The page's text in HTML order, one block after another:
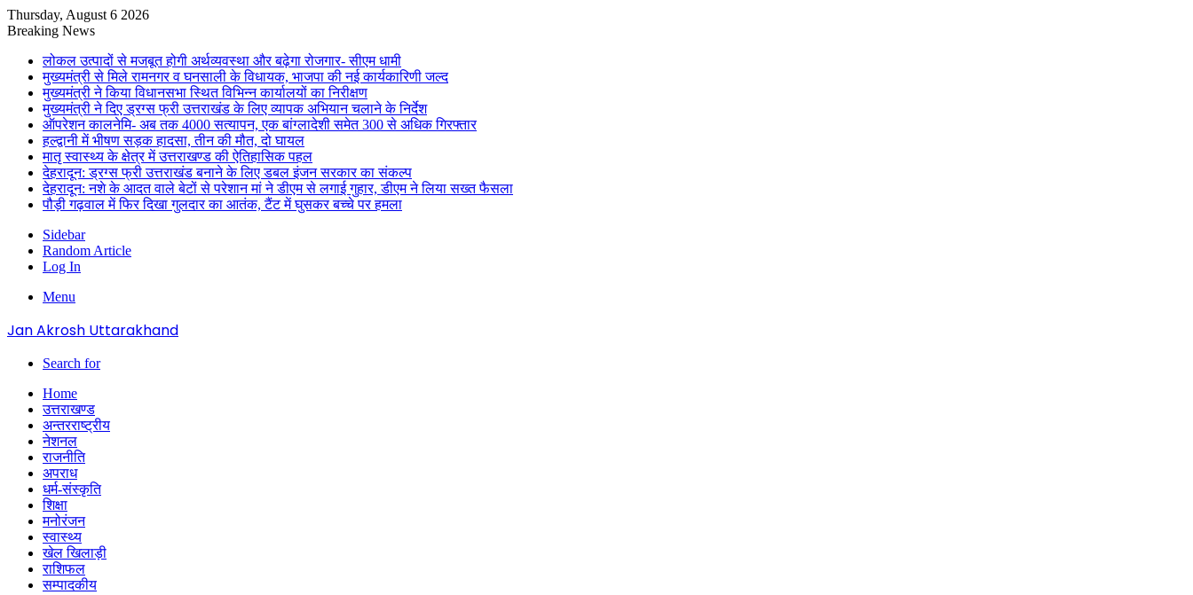
Thursday, August 6 2026
Breaking News
लोकल उत्पादों से मजबूत होगी अर्थव्यवस्था और बढ़ेगा रोजगार- सीएम धामी
मुख्यमंत्री से मिले रामनगर व घनसाली के विधायक, भाजपा की नई कार्यकारिणी जल्द
मुख्यमंत्री ने किया विधानसभा स्थित विभिन्न कार्यालयों का निरीक्षण
मुख्यमंत्री ने दिए ड्रग्स फ्री उत्तराखंड के लिए व्यापक अभियान चलाने के निर्देश
ऑपरेशन कालनेमि- अब तक 4000 सत्यापन, एक बांग्लादेशी समेत 300 से अधिक गिरफ्तार
हल्द्वानी में भीषण सड़क हादसा, तीन की मौत, दो घायल
मातृ स्वास्थ्य के क्षेत्र में उत्तराखण्ड की ऐतिहासिक पहल
देहरादून: ड्रग्स फ्री उत्तराखंड बनाने के लिए डबल इंजन सरकार का संकल्प
देहरादून: नशे के आदत वाले बेटों से परेशान मां ने डीएम से लगाई गुहार, डीएम ने लिया सख्त फैसला
पौड़ी गढ़वाल में फिर दिखा गुलदार का आतंक, टैंट में घुसकर बच्चे पर हमला
Sidebar
Random Article
Log In
Menu
Jan Akrosh Uttarakhand
Search for
Home
उत्तराखण्ड
अन्तरराष्ट्रीय
नेशनल
राजनीति
अपराध
धर्म-संस्कृति
शिक्षा
मनोरंजन
स्वास्थ्य
खेल खिलाड़ी
राशिफल
सम्पादकीय